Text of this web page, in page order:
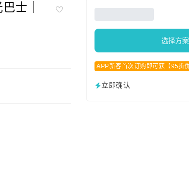
士｜
选择方案
APP新客首次订购即可获【95折
立即确认